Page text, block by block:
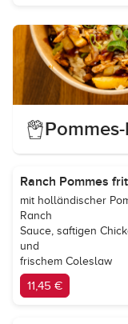
Ranch Pommes
mit holländischer
Ranch
Sauce, saftigen
und
frischem Coleslaw
11,45 €